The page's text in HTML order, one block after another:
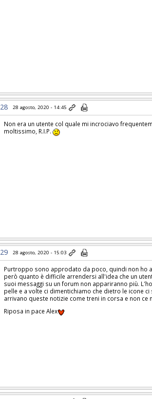
28 28 agosto, 2020 - 14:45
Non era un utente col quale mi incrociavo
moltissimo, R.I.P.
29 28 agosto, 2020 - 15:03
Purtroppo sono approdato da poco, quindi non ho
però quanto è difficile arrendersi all'idea che un
suoi messaggi su un forum non appariranno più.
pelle e a volte ci dimentichiamo che dietro le icone
arrivano queste notizie come treni in corsa e non ce
Riposa in pace Alex